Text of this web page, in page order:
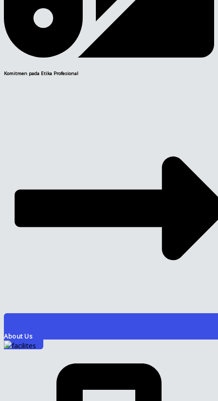
Komitmen pada Etika Profesional
About Us